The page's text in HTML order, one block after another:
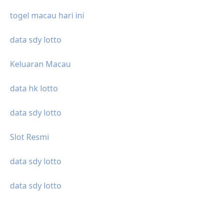
togel macau hari ini
data sdy lotto
Keluaran Macau
data hk lotto
data sdy lotto
Slot Resmi
data sdy lotto
data sdy lotto